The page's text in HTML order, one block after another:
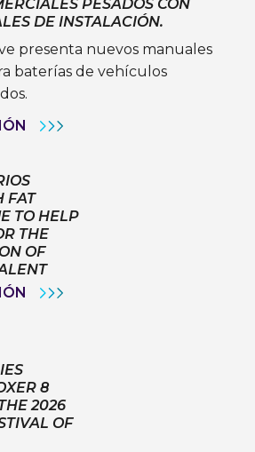
PESADOS CON
DE INSTALACIÓN.
presenta nuevos manuales
baterías de vehículos
VARTA
COMPROMISO
CON
EL
SERVICIO
DE
VEHÍCULOS
COMERCIALES
CON
FAT
TO HELP
THE
OF
OPTIMA
LEAGUE
TO
HELP
OPEN
8
2026
OF